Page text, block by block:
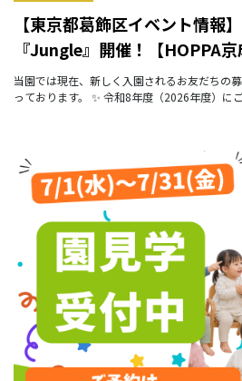
【東京都葛飾区イベント情報
『Jungle』開催！【HOPPA京
当園では現在、新しく入園されるお友だちの
っております。 ✨ 令和8年度（2026年度）に